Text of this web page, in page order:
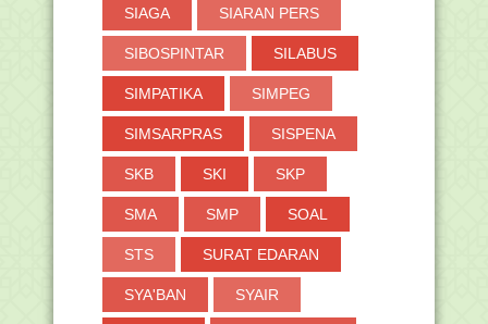
SIAGA SIARAN PERS
SIBOSPINTAR SILABUS
SIMPATIKA SIMPEG
SIMSARPRAS SISPENA
SKB SKI SKP
SMA SMP SOAL
STS SURAT EDARAN
SYA'BAN SYAIR